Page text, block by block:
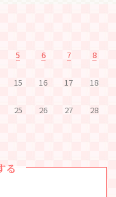
5 6 7 8
15 16 17 18
25 26 27 28
る